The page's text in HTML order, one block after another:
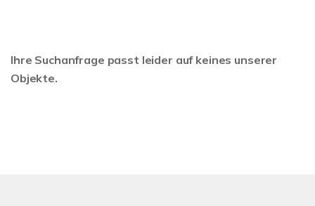
Ihre Suchanfrage passt leider auf keines unserer
Objekte.